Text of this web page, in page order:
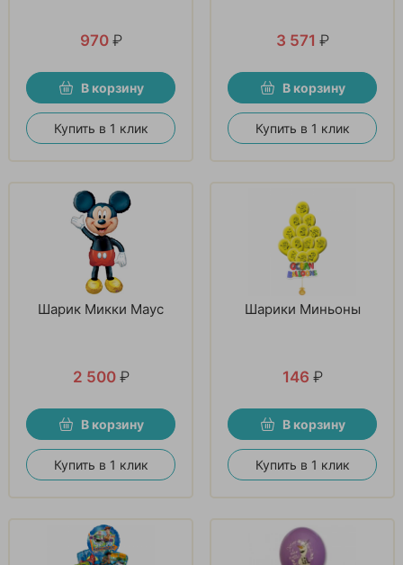
970 ₽
В корзину
Купить в 1 клик
3 571 ₽
В корзину
Купить в 1 клик
Шарик Микки Маус
2 500 ₽
В корзину
Купить в 1 клик
Шарики Миньоны
146 ₽
В корзину
Купить в 1 клик